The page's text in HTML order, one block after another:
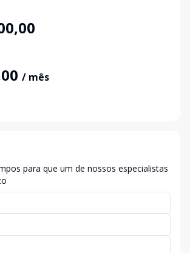
/ mês
para que um de nossos especialistas